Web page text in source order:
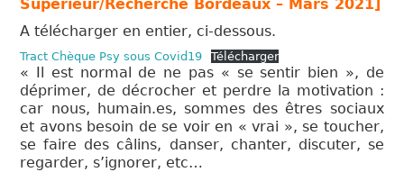
QUOI?
LIENS
Supérieur/Recherche Bordeaux – Mars 2021]
A télécharger en entier, ci-dessous.
Tract Chèque Psy sous Covid19 Télécharger
« Il est normal de ne pas « se sentir bien », de
déprimer, de décrocher et perdre la motivation :
car nous, humain.es, sommes des êtres sociaux
et avons besoin de se voir en « vrai », se toucher,
se faire des câlins, danser, chanter, discuter, se
regarder, s’ignorer, etc…